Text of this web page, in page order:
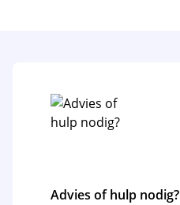
Advies of hulp nodig?